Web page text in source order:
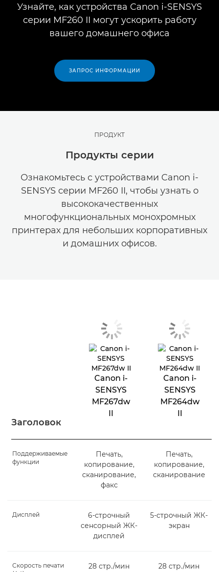
Узнайте, как устройства Canon i-SENSYS
серии MF260 II могут ускорить работу
вашего домашнего офиса
ЗАПРОС ИНФОРМАЦИИ
ПРОДУКТ
Продукты серии
Ознакомьтесь с устройствами Canon i-
SENSYS серии MF260 II, чтобы узнать о
высококачественных
многофункциональных монохромных
принтерах для небольших корпоративных
и домашних офисов.
Заголовок
Canon i-
SENSYS
MF267dw
II
Canon i-
SENSYS
MF264dw
II
Поддерживаемые
функции
Печать,
копирование,
сканирование,
факс
Печать,
копирование,
сканирование
Дисплей
6-строчный
сенсорный ЖК-
дисплей
5-строчный ЖК-
экран
Скорость печати
28 стр./мин 28 стр./мин